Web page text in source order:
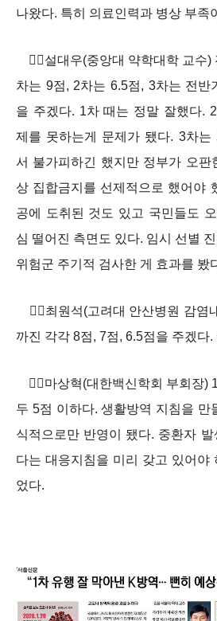
나왔다. 특히 의료인력과 병상 부족
설대우(중앙대 약학대학 교수)
차는 9점, 2차는 6.5점, 3차는 전반
을 주겠다. 1차 때는 정말 잘했다.
제를 못하는게 문제가 됐다. 3차는
서 불가피하긴 했지만 정부가 오판
상 집합금지를 선제적으로 했어야
공에 도취된 것도 있고 국민들도
심 떨어진 측면도 있다. 임시 선별
위험군 주기적 검사한 게 효과를 봤
최원석(고려대 안산병원 감염
까진 각각 8점, 7점, 6.5점을 주겠다
마상혁(대한백신학회 부회장)
두 5점 이하다. 생활방역 지침을 만
식적으로만 반영이 됐다. 중환자
다는 대응지침을 미리 갖고 있어야
었다.